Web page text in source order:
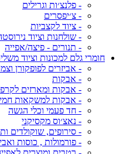
- פלנצ׳ות וגרילים
- צ׳יפסרים
- ציוד לקצביות
- שולחנות וציוד
- תנורים - פיצה/אפייה
חומרי גלם למכונות וציוד
- אביזרים לפופקורן
- אבקות
- אבקות ומארזים לקרפ,
- אבקות למשקאות
- חד פעמי וכלי הגשה
- נאצ׳וס מקסיקני
- סירופים, שוקולדים
- פורמולות , כוסות